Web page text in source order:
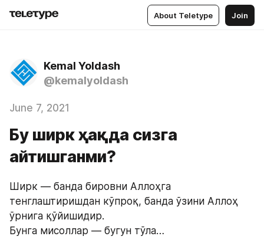
About Teletype Join
Kemal Yoldash
@kemalyoldash
June 7, 2021
Бу ширк ҳақда сизга
айтишганми?
Ширк — банда бировни Аллоҳга
тенглаштиришдан кўпроқ, банда ўзини Аллоҳ
ўрнига қўйишидир.
Бунга мисоллар — бугун тўла…